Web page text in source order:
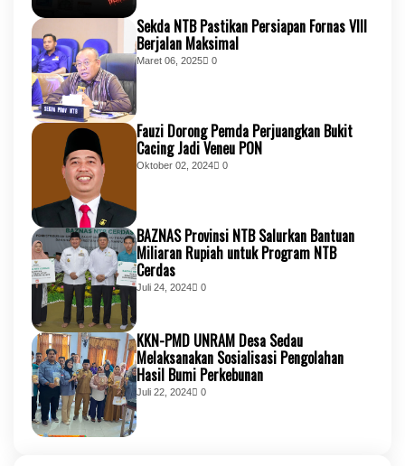
Sekda NTB Pastikan Persiapan Fornas VIII
Berjalan Maksimal
Maret 06, 2025 0
Fauzi Dorong Pemda Perjuangkan Bukit
Cacing Jadi Veneu PON
Oktober 02, 2024 0
BAZNAS Provinsi NTB Salurkan Bantuan
Miliaran Rupiah untuk Program NTB
Cerdas
Juli 24, 2024 0
KKN-PMD UNRAM Desa Sedau
Melaksanakan Sosialisasi Pengolahan
Hasil Bumi Perkebunan
Juli 22, 2024 0